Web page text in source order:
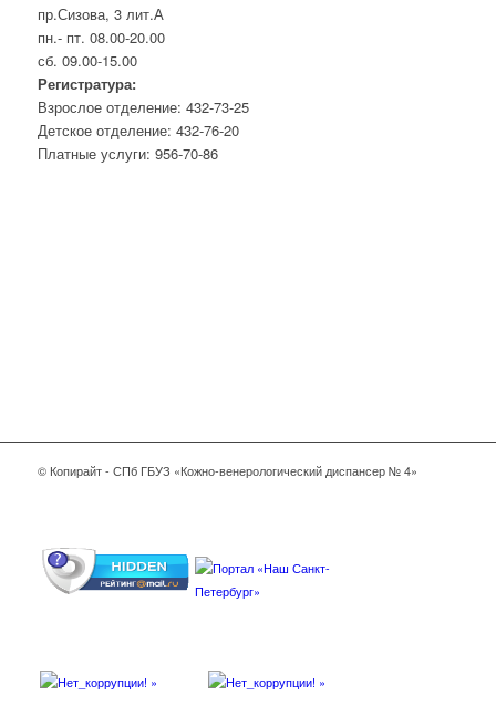
пр.Сизова, 3 лит.А
пн.- пт. 08.00-20.00
сб. 09.00-15.00
Регистратура:
Взрослое отделение: 432-73-25
Детское отделение: 432-76-20
Платные услуги: 956-70-86
© Копирайт - СПб ГБУЗ «Кожно-венерологический диспансер № 4»